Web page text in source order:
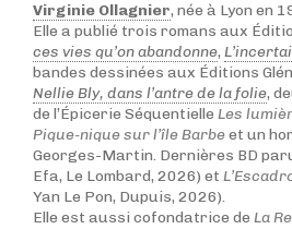
Virginie Ollagnier, née à Lyon en
Elle a publié trois romans aux
ces vies qu’on abandonne,
bandes dessinées aux Éditions
Nellie Bly, dans l’antre de la folie,
de l’Épicerie Séquentielle Les
Pique-nique sur l’île Barbeet un
Georges-Martin. Dernières BD
Efa, Le Lombard, 2026) et
Yan Le Pon, Dupuis, 2026).
Elle est aussi cofondatrice de La